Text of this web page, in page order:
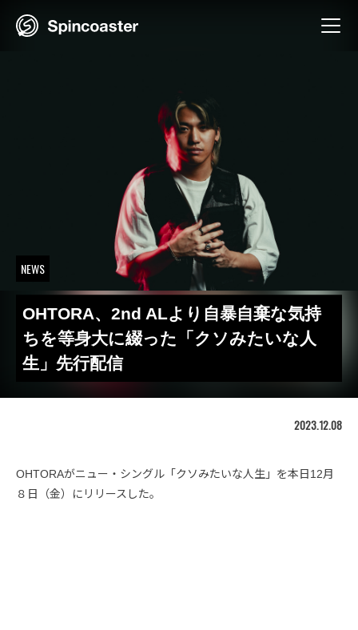
NEWS
OHTORA、2nd ALより自暴自棄な気持
ちを等身大に綴った「クソみたいな人
生」先行配信
2023.12.08
OHTORAがニュー・シングル「クソみたいな人生」を本日12月
８日（金）にリリースした。